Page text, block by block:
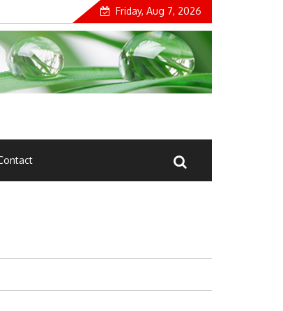
Friday, Aug 7, 2026